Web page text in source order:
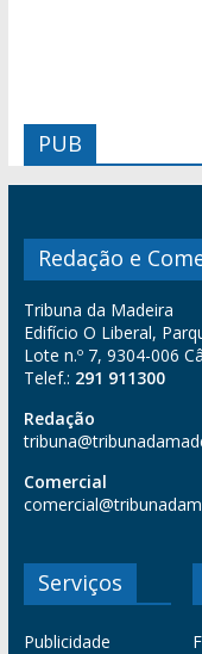
PUB
Redação e
Tribuna da Madeira
Edifício O Liberal,
Lote n.º 7, 9304-006
Telef.: 291 911300
Redação
Comercial
Serviços
Publicidade